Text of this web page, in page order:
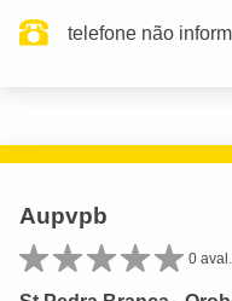
telefone não
Aupvpb
0 aval.